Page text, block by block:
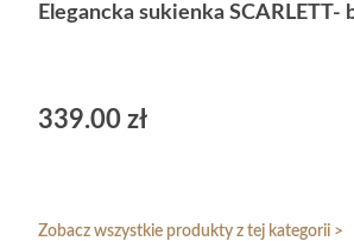
Elegancka sukienka SCARLETT-
339.00 zł
Zobacz wszystkie produkty z tej kategorii >